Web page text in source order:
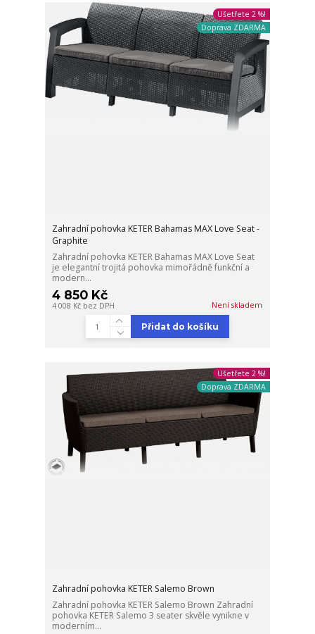
Ušetřete 2 %!
Doprava ZDARMA
Zahradní pohovka KETER Bahamas MAX Love Seat -
Graphite
Zahradní pohovka KETER Bahamas MAX Love Seat
je elegantní trojitá pohovka mimořádně funkční a
modern...
4 850 Kč
4 008 Kč bez DPH Není skladem
Přidat do košíku
Ušetřete 2 %!
Doprava ZDARMA
Zahradní pohovka KETER Salemo Brown
Zahradní pohovka KETER Salemo Brown Zahradní
pohovka KETER Salemo 3 seater skvěle vynikne v
moderním...